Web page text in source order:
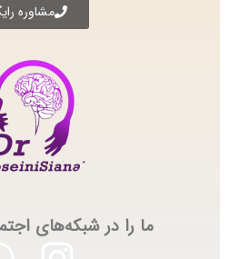
مشاوره
ما را در شبکه‌های